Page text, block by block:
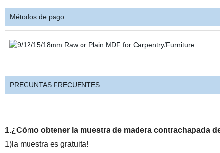
Métodos de pago
PREGUNTAS FRECUENTES
1.¿Cómo obtener la muestra de madera contrachapada
1)la muestra es gratuita!